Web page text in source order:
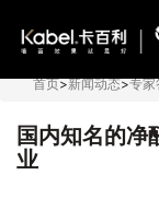
首页>新闻动态>专家
国内知名的净
业